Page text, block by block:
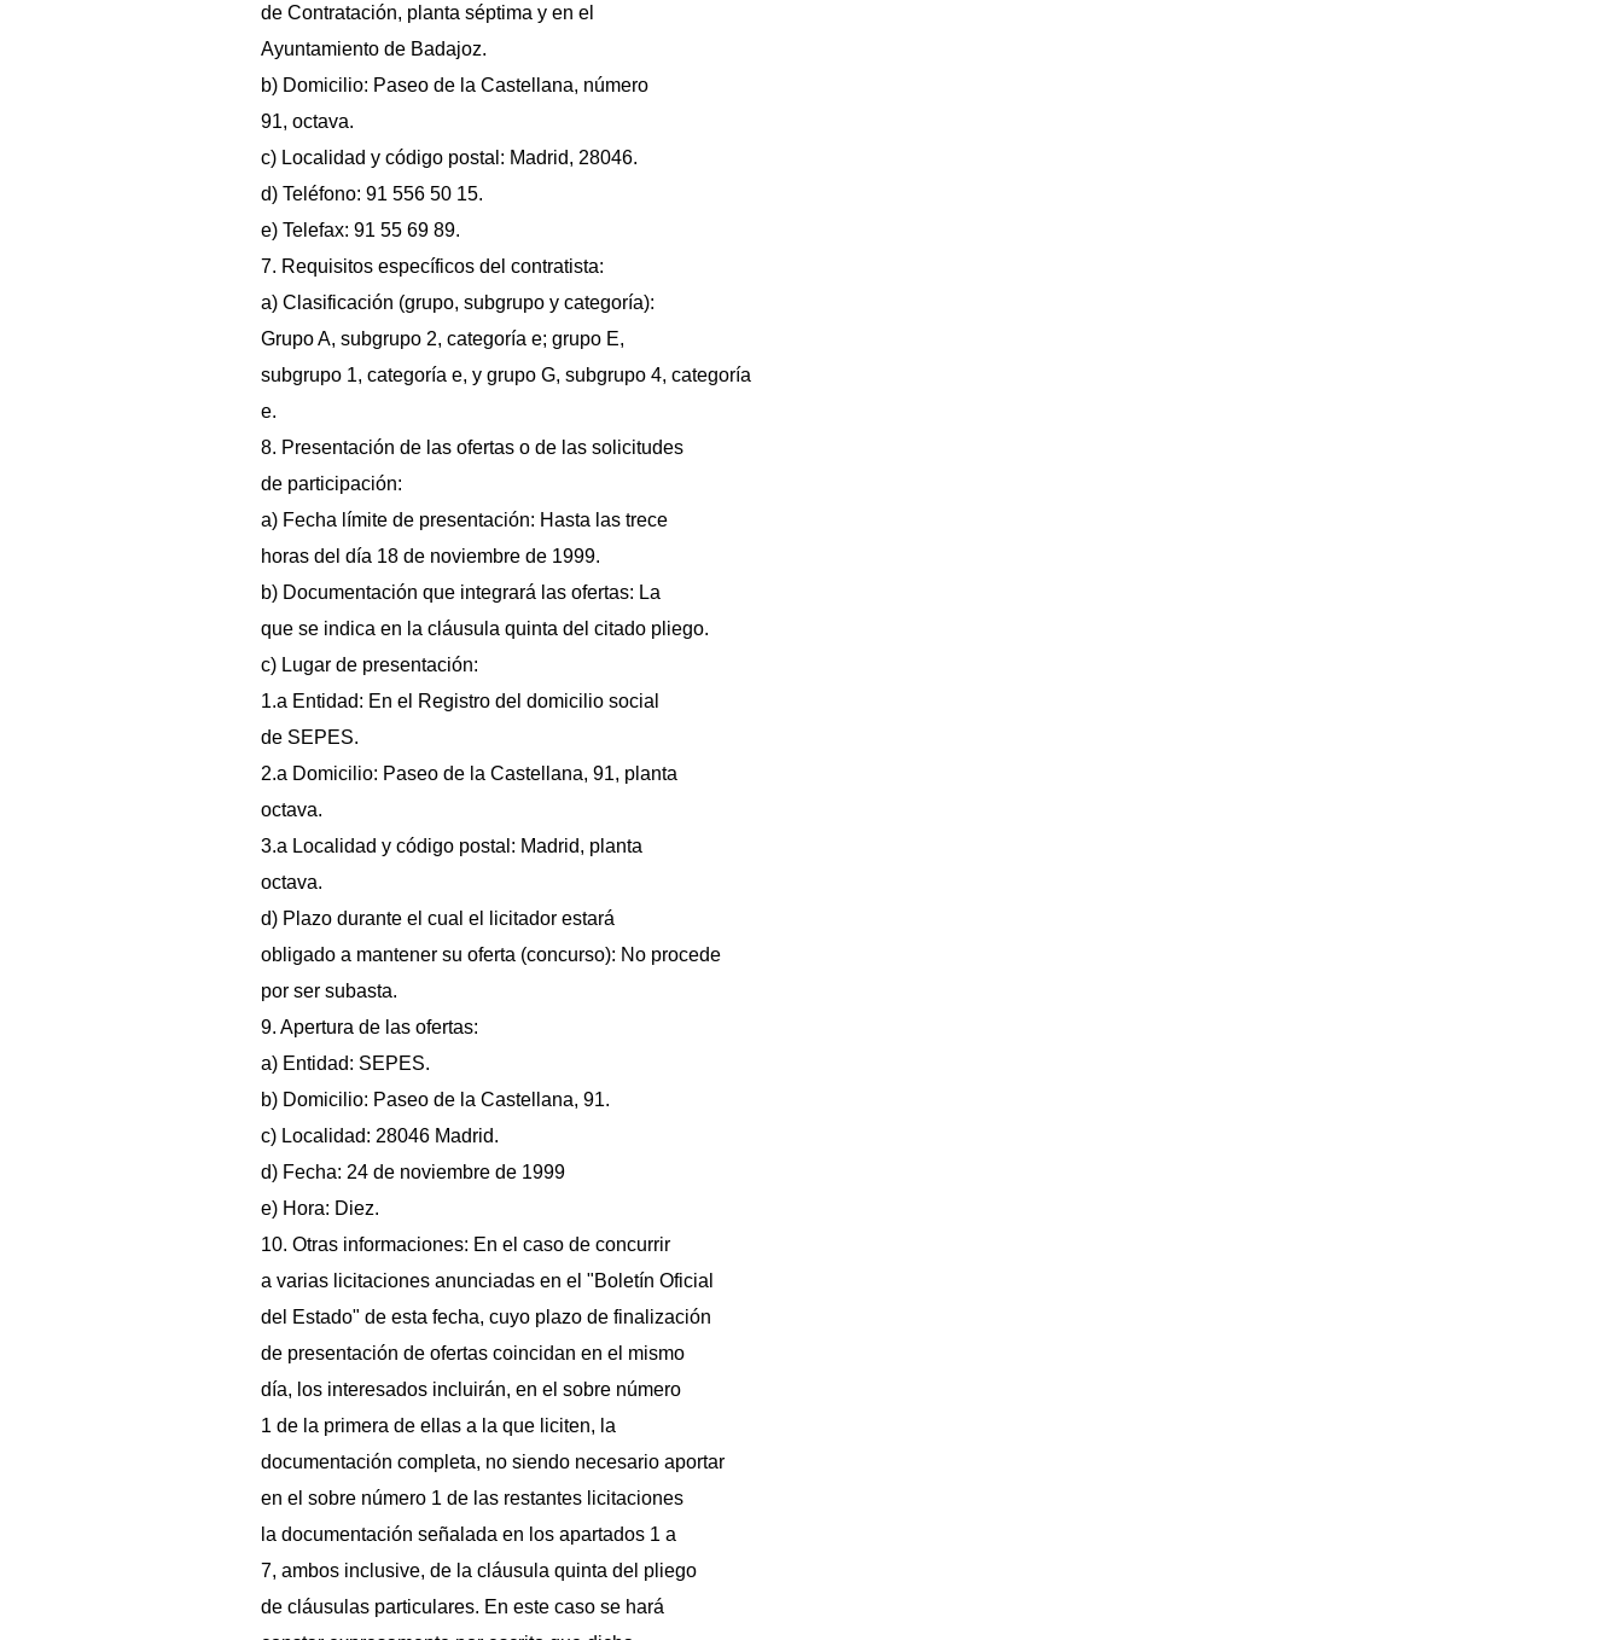
de Contratación, planta séptima y en el
Ayuntamiento de Badajoz.
b) Domicilio: Paseo de la Castellana, número
91, octava.
c) Localidad y código postal: Madrid, 28046.
d) Teléfono: 91 556 50 15.
e) Telefax: 91 55 69 89.
7. Requisitos específicos del contratista:
a) Clasificación (grupo, subgrupo y categoría):
Grupo A, subgrupo 2, categoría e; grupo E,
subgrupo 1, categoría e, y grupo G, subgrupo 4, categoría
e.
8. Presentación de las ofertas o de las solicitudes
de participación:
a) Fecha límite de presentación: Hasta las trece
horas del día 18 de noviembre de 1999.
b) Documentación que integrará las ofertas: La
que se indica en la cláusula quinta del citado pliego.
c) Lugar de presentación:
1.a Entidad: En el Registro del domicilio social
de SEPES.
2.a Domicilio: Paseo de la Castellana, 91, planta
octava.
3.a Localidad y código postal: Madrid, planta
octava.
d) Plazo durante el cual el licitador estará
obligado a mantener su oferta (concurso): No procede
por ser subasta.
9. Apertura de las ofertas:
a) Entidad: SEPES.
b) Domicilio: Paseo de la Castellana, 91.
c) Localidad: 28046 Madrid.
d) Fecha: 24 de noviembre de 1999
e) Hora: Diez.
10. Otras informaciones: En el caso de concurrir
a varias licitaciones anunciadas en el "Boletín Oficial
del Estado" de esta fecha, cuyo plazo de finalización
de presentación de ofertas coincidan en el mismo
día, los interesados incluirán, en el sobre número
1 de la primera de ellas a la que liciten, la
documentación completa, no siendo necesario aportar
en el sobre número 1 de las restantes licitaciones
la documentación señalada en los apartados 1 a
7, ambos inclusive, de la cláusula quinta del pliego
de cláusulas particulares. En este caso se hará